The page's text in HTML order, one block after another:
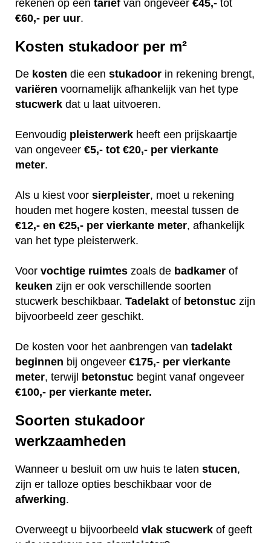
rekenen op een tarief van ongeveer €45,- tot
€60,- per uur.
Kosten stukadoor per m²
De kosten die een stukadoor in rekening brengt,
variëren voornamelijk afhankelijk van het type
stucwerk dat u laat uitvoeren.
Eenvoudig pleisterwerk heeft een prijskaartje
van ongeveer €5,- tot €20,- per vierkante
meter.
Als u kiest voor sierpleister, moet u rekening
houden met hogere kosten, meestal tussen de
€12,- en €25,- per vierkante meter, afhankelijk
van het type pleisterwerk.
Voor vochtige ruimtes zoals de badkamer of
keuken zijn er ook verschillende soorten
stucwerk beschikbaar. Tadelakt of betonstuc zijn
bijvoorbeeld zeer geschikt.
De kosten voor het aanbrengen van tadelakt
beginnen bij ongeveer €175,- per vierkante
meter, terwijl betonstuc begint vanaf ongeveer
€100,- per vierkante meter.
Soorten stukadoor
werkzaamheden
Wanneer u besluit om uw huis te laten stucen,
zijn er talloze opties beschikbaar voor de
afwerking.
Overweegt u bijvoorbeeld vlak stucwerk of geeft